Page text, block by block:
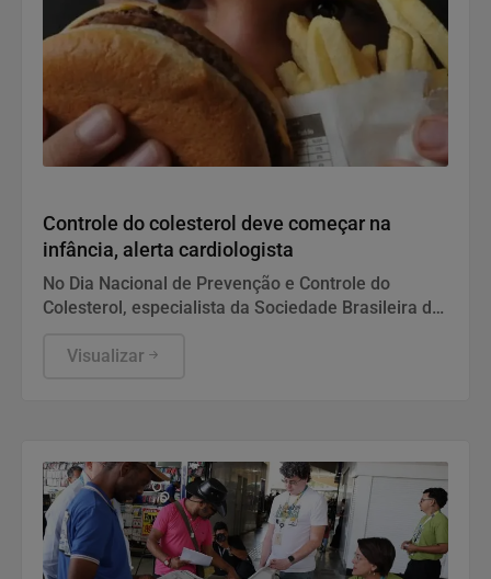
Controle do colesterol deve começar na
infância, alerta cardiologista
No Dia Nacional de Prevenção e Controle do
Colesterol, especialista da Sociedade Brasileira de
anos, alimentação equilibrada e atividade física.
Visualizar